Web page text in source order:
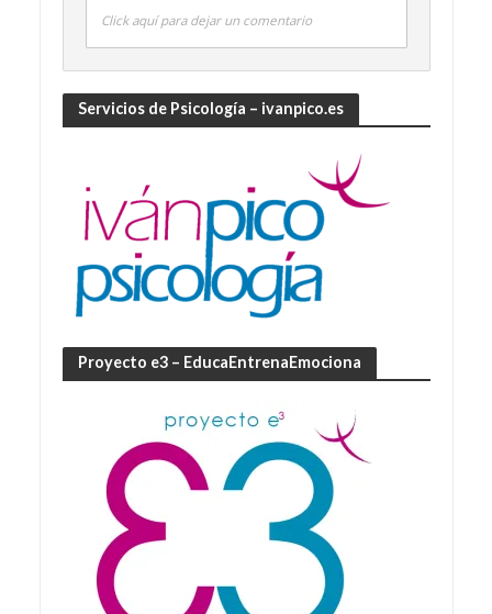
Click aquí para dejar un comentario
Servicios de Psicología – ivanpico.es
Proyecto e3 – EducaEntrenaEmociona